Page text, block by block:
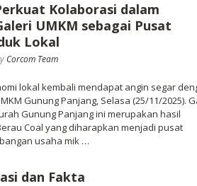
Kolaborasi dalam
UMKM sebagai Pusat
Lokal
Corcom Team
lokal kembali mendapat angin segar
Gunung Panjang, Selasa (25/11/2025).
Gunung Panjang ini merupakan hasil
Coal yang diharapkan menjadi pusat
usaha mik …
dan Fakta